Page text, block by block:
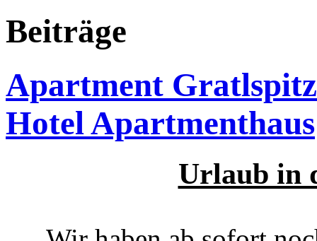
Beiträge
Apartment
Hotel Apartmenthaus
Urlaub in